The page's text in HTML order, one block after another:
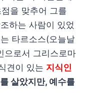
을 맞추어 그를
하는 사람이 있었
타르소스(오늘날
으로서 그리스로마
견이 있는 지식인
살았지만, 예수를